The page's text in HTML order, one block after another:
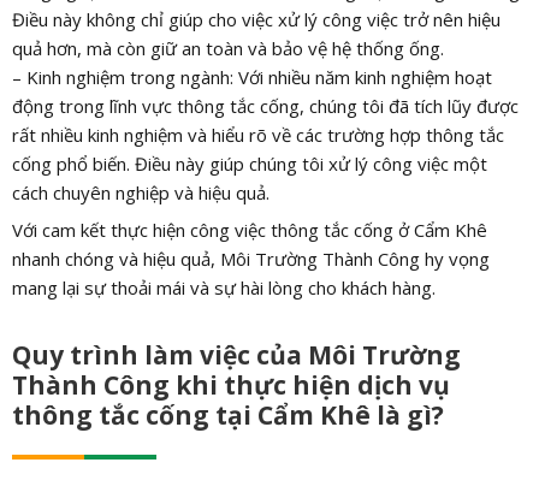
Điều này không chỉ giúp cho việc xử lý công việc trở nên hiệu
quả hơn, mà còn giữ an toàn và bảo vệ hệ thống ống.
– Kinh nghiệm trong ngành: Với nhiều năm kinh nghiệm hoạt
động trong lĩnh vực thông tắc cống, chúng tôi đã tích lũy được
rất nhiều kinh nghiệm và hiểu rõ về các trường hợp thông tắc
cống phổ biến. Điều này giúp chúng tôi xử lý công việc một
cách chuyên nghiệp và hiệu quả.
Với cam kết thực hiện công việc thông tắc cống ở Cẩm Khê
nhanh chóng và hiệu quả, Môi Trường Thành Công hy vọng
mang lại sự thoải mái và sự hài lòng cho khách hàng.
Quy trình làm việc của Môi Trường
Thành Công khi thực hiện dịch vụ
thông tắc cống tại Cẩm Khê là gì?